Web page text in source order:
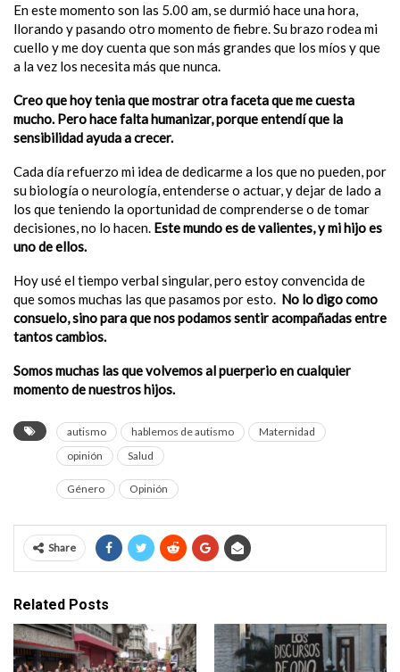
En este momento son las 5.00 am, se durmió hace una hora,
llorando y pasando otro momento de fiebre. Su brazo rodea mi
cuello y me doy cuenta que son más grandes que los míos y que
a la vez los necesita más que nunca.
Creo que hoy tenia que mostrar otra faceta que me cuesta
mucho. Pero hace falta humanizar, porque entendí que la
sensibilidad ayuda a crecer.
Cada día refuerzo mi idea de dedicarme a los que no pueden, por
su biología o neurología, entenderse o actuar, y dejar de lado a
los que teniendo la oportunidad de comprenderse o de tomar
decisiones, no lo hacen. Este mundo es de valientes, y mi hijo es
uno de ellos.
Hoy usé el tiempo verbal singular, pero estoy convencida de
que somos muchas las que pasamos por esto. No lo digo como
consuelo, sino para que nos podamos sentir acompañadas entre
tantos cambios.
Somos muchas las que volvemos al puerperio en cualquier
momento de nuestros hijos.
autismo hablemos de autismo
Maternidad
opinión
Salud
Género Opinión
Share
Related Posts